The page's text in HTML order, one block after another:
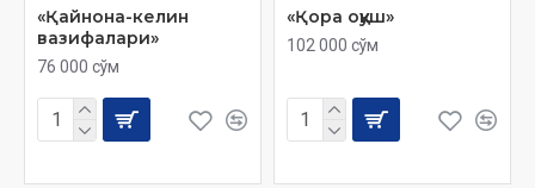
«Қайнона-келин
вазифалари»
76 000 сўм
«Қора оққуш»
102 000 сўм